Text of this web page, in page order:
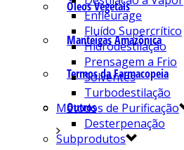
Óleos Vegetais
Manteigas Amazônica
Termos da Farmacopeia
Outros
Enfleurage
Fluído Supercrítico
Hidrodestilação
Prensagem a Frio
Solventes
Turbodestilação
Métodos de Purificação
Desterpenação
Subprodutos